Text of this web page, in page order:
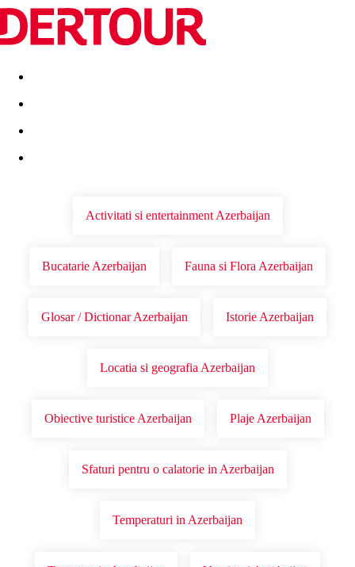
Destinatii Vacanta perfecta OFERTE DE NERATAT
Activitati si entertainment Azerbaijan
Bucatarie Azerbaijan Fauna si Flora Azerbaijan
Glosar / Dictionar Azerbaijan Istorie Azerbaijan
Locatia si geografia Azerbaijan
Obiective turistice Azerbaijan Plaje Azerbaijan
Sfaturi pentru o calatorie in Azerbaijan
Temperaturi in Azerbaijan